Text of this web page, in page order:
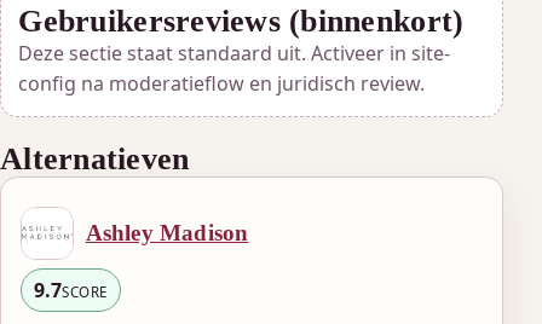
Gebruikersreviews (binnenkort)
Deze sectie staat standaard uit. Activeer in site-
config na moderatieflow en juridisch review.
Alternatieven
Ashley Madison
9.7SCORE